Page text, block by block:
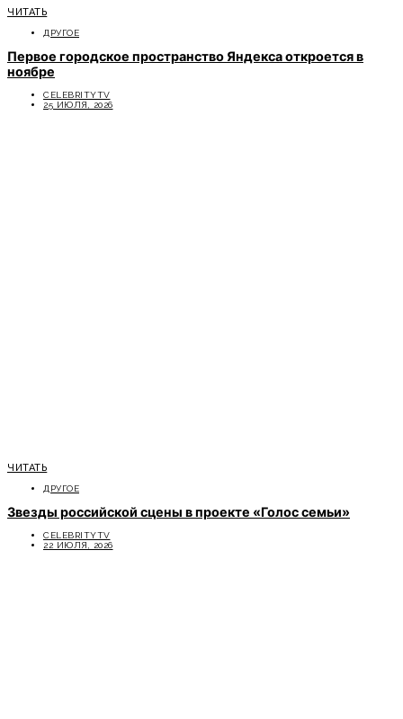
ЧИТАТЬ
ДРУГОЕ
Первое городское пространство Яндекса откроется в
ноябре
CELEBRITYTV
25 ИЮЛЯ, 2026
ЧИТАТЬ
ДРУГОЕ
Звезды российской сцены в проекте «Голос семьи»
CELEBRITYTV
22 ИЮЛЯ, 2026